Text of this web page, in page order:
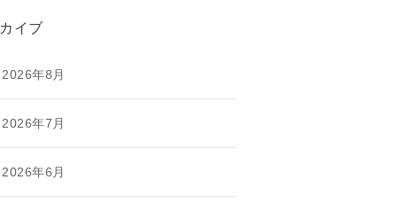
イブ
2026年8月
2026年7月
2026年6月